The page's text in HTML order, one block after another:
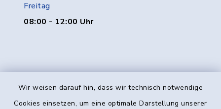
Wir weisen darauf hin, dass wir technisch notwendige
Cookies einsetzen, um eine optimale Darstellung unserer
Freitag
08:00 - 12:00 Uhr
Kontakt